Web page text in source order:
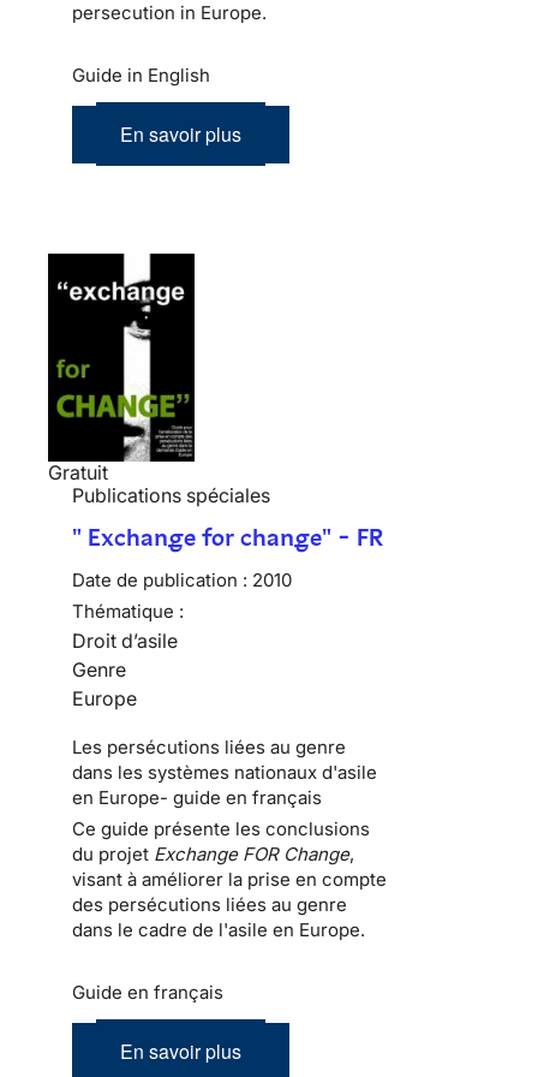
persecution in Europe.
Guide in English
En savoir plus
Gratuit
Publications spéciales
" Exchange for change" - FR
Date de publication : 2010
Thématique :
Droit d’asile
Genre
Europe
Les persécutions liées au genre
dans les systèmes nationaux d'asile
en Europe- guide en français
Ce guide présente les conclusions
du projet Exchange FOR Change,
visant à améliorer la prise en compte
des persécutions liées au genre
dans le cadre de l'asile en Europe.
Guide en français
En savoir plus